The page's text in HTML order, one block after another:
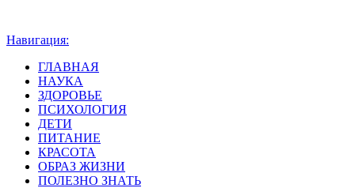
Навигация:
ГЛАВНАЯ
НАУКА
ЗДОРОВЬЕ
ПСИХОЛОГИЯ
ДЕТИ
ПИТАНИЕ
КРАСОТА
ОБРАЗ ЖИЗНИ
ПОЛЕЗНО ЗНАТЬ